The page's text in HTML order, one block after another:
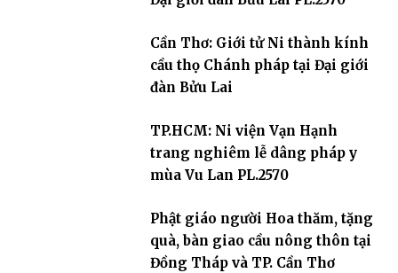
Cần Thơ: Giới tử Ni thành kính
cầu thọ Chánh pháp tại Đại giới
đàn Bửu Lai
TP.HCM: Ni viện Vạn Hạnh
trang nghiêm lễ dâng pháp y
mùa Vu Lan PL.2570
Phật giáo người Hoa thăm, tặng
quà, bàn giao cầu nông thôn tại
Đồng Tháp và TP. Cần Thơ